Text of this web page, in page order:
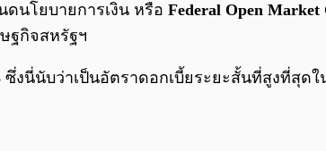
นโยบายการเงิน หรือ Federal Open Market
ฐกิจสหรัฐฯ
งนี่นับว่าเป็นอัตราดอกเบี้ยระยะสั้นที่สูงที่สุ